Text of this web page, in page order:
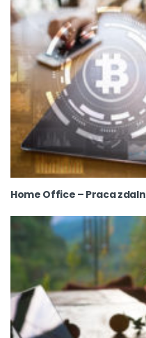
Home Office – Praca